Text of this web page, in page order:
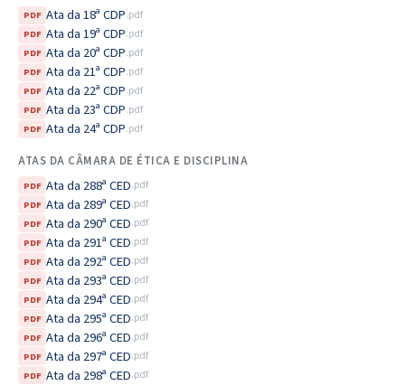
PDF Ata da 18ª CDP.pdf
PDF Ata da 19ª CDP.pdf
PDF Ata da 20ª CDP.pdf
PDF Ata da 21ª CDP.pdf
PDF Ata da 22ª CDP.pdf
PDF Ata da 23ª CDP.pdf
PDF Ata da 24ª CDP.pdf
ATAS DA CÂMARA DE ÉTICA E DISCIPLINA
PDF Ata da 288ª CED.pdf
PDF Ata da 289ª CED.pdf
PDF Ata da 290ª CED.pdf
PDF Ata da 291ª CED.pdf
PDF Ata da 292ª CED.pdf
PDF Ata da 293ª CED.pdf
PDF Ata da 294ª CED.pdf
PDF Ata da 295ª CED.pdf
PDF Ata da 296ª CED.pdf
PDF Ata da 297ª CED.pdf
PDF Ata da 298ª CED.pdf